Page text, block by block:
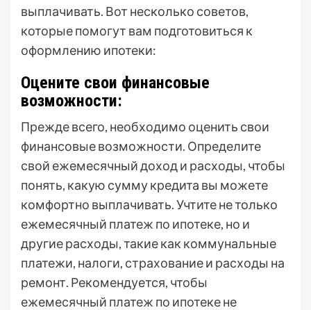
выплачивать. Вот несколько советов,
которые помогут вам подготовиться к
оформлению ипотеки:
Оцените свои финансовые
возможности:
Прежде всего, необходимо оценить свои
финансовые возможности. Определите
свой ежемесячный доход и расходы, чтобы
понять, какую сумму кредита вы можете
комфортно выплачивать. Учтите не только
ежемесячный платеж по ипотеке, но и
другие расходы, такие как коммунальные
платежи, налоги, страхование и расходы на
ремонт. Рекомендуется, чтобы
ежемесячный платеж по ипотеке не